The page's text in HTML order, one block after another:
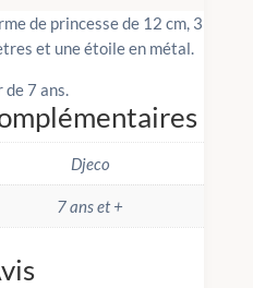
de princesse de 12 cm, 3
et une étoile en métal.
7 ans.
Djeco
7 ans et +